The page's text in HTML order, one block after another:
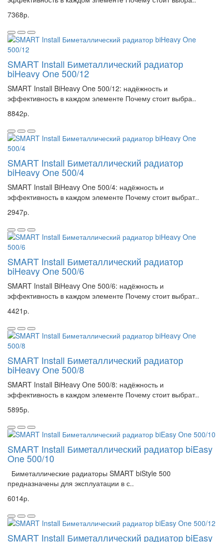
7368р.
SMART Install Биметаллический радиатор
biHeavy One 500/12
SMART Install BiHeavy One 500/12: надёжность и
эффективность в каждом элементе Почему стоит выбра..
8842р.
SMART Install Биметаллический радиатор
biHeavy One 500/4
SMART Install BiHeavy One 500/4: надёжность и
эффективность в каждом элементе Почему стоит выбрат..
2947р.
SMART Install Биметаллический радиатор
biHeavy One 500/6
SMART Install BiHeavy One 500/6: надёжность и
эффективность в каждом элементе Почему стоит выбрат..
4421р.
SMART Install Биметаллический радиатор
biHeavy One 500/8
SMART Install BiHeavy One 500/8: надёжность и
эффективность в каждом элементе Почему стоит выбрат..
5895р.
SMART Install Биметаллический радиатор biEasy
One 500/10
Биметаллические радиаторы SMART biStyle 500
предназначены для эксплуатации в с..
6014р.
SMART Install Биметаллический радиатор biEasy